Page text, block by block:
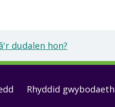
dudalen hon?
Rhyddid gwybodaeth